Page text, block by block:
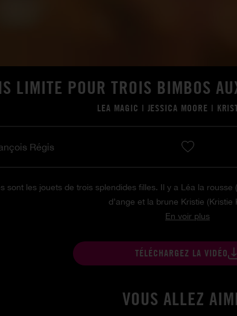
LIMITE POUR TROIS BIMBOS
LEA MAGIC | JESSICA MOORE |
Régis
sont les jouets de trois splendides filles. Il y a Léa la
d’ange et la brune Kristie (Kristie
En voir plus
TÉLÉCHARGEZ LA VIDÉO
VOUS ALLEZ